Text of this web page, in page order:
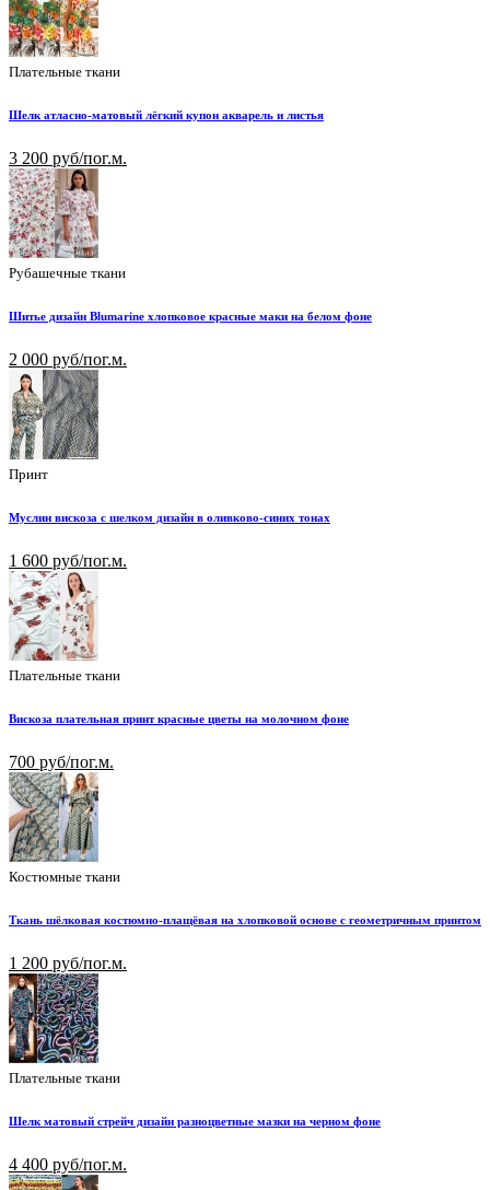
Плательные ткани
Шелк атласно-матовый лёгкий купон акварель и листья
3 200 руб/пог.м.
Рубашечные ткани
Шитье дизайн Blumarine хлопковое красные маки на белом фоне
2 000 руб/пог.м.
Принт
Муслин вискоза с шелком дизайн в оливково-синих тонах
1 600 руб/пог.м.
Плательные ткани
Вискоза плательная принт красные цветы на молочном фоне
700 руб/пог.м.
Костюмные ткани
Ткань шёлковая костюмно-плащёвая на хлопковой основе с геометричным принтом
1 200 руб/пог.м.
Плательные ткани
Шелк матовый стрейч дизайн разноцветные мазки на черном фоне
4 400 руб/пог.м.